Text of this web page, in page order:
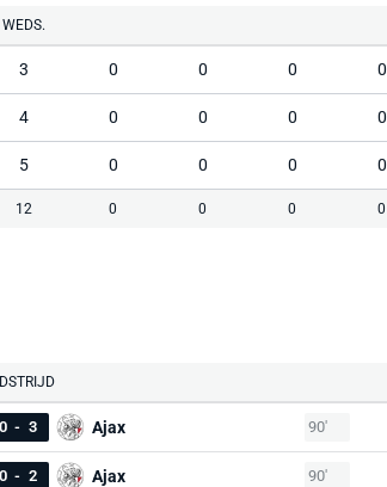
WEDS.
3 0 0 0 0
4 0 0 0 0
5 0 0 0 0
12 0 0 0 0
0 - 3 Ajax 90'
0 - 2 Ajax 90'